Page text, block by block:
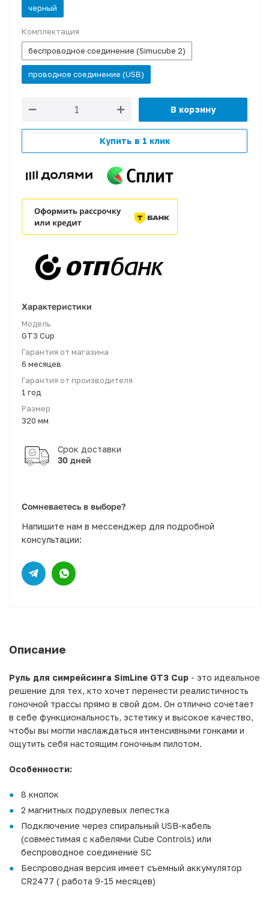
черный
Комплектация
беспроводное соединение (Simucube 2)
проводное соединение (USB)
В корзину
Купить в 1 клик
Характеристики
30 дней
Модель
GT3 Cup
Гарантия от магазина
6 месяцев
Гарантия от производителя
1 год
Размер
320 мм
Сомневаетесь в выборе?
Напишите нам в мессенджер для подробной
консультации:
Описание
Руль для симрейсинга SimLine GT3 Cup - это идеальное
решение для тех, кто хочет перенести реалистичность
гоночной трассы прямо в свой дом. Он отлично сочетает
в себе функциональность, эстетику и высокое качество,
чтобы вы могли наслаждаться интенсивными гонками и
ощутить себя настоящим гоночным пилотом.
Особенности:
8 кнопок
2 магнитных подрулевых лепестка
Подключение через спиральный USB-кабель
(совместимая с кабелями Cube Controls) или
беспроводное соединение SC
Беспроводная версия имеет съемный аккумулятор
CR2477 ( работа 9-15 месяцев)